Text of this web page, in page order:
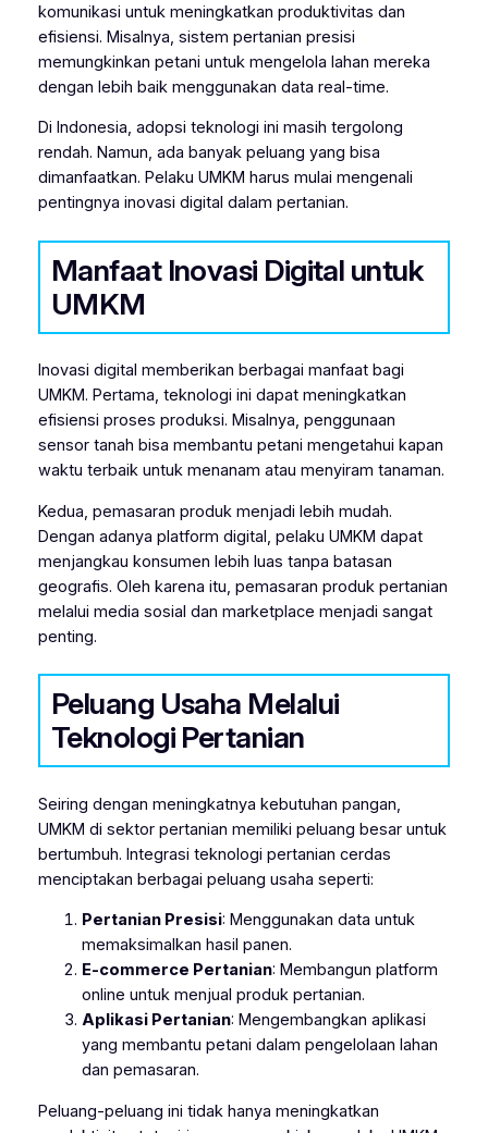
komunikasi untuk meningkatkan produktivitas dan
efisiensi. Misalnya, sistem pertanian presisi
memungkinkan petani untuk mengelola lahan mereka
dengan lebih baik menggunakan data real-time.
Di Indonesia, adopsi teknologi ini masih tergolong
rendah. Namun, ada banyak peluang yang bisa
dimanfaatkan. Pelaku UMKM harus mulai mengenali
pentingnya inovasi digital dalam pertanian.
Manfaat Inovasi Digital untuk
UMKM
Inovasi digital memberikan berbagai manfaat bagi
UMKM. Pertama, teknologi ini dapat meningkatkan
efisiensi proses produksi. Misalnya, penggunaan
sensor tanah bisa membantu petani mengetahui kapan
waktu terbaik untuk menanam atau menyiram tanaman.
Kedua, pemasaran produk menjadi lebih mudah.
Dengan adanya platform digital, pelaku UMKM dapat
menjangkau konsumen lebih luas tanpa batasan
geografis. Oleh karena itu, pemasaran produk pertanian
melalui media sosial dan marketplace menjadi sangat
penting.
Peluang Usaha Melalui
Teknologi Pertanian
Seiring dengan meningkatnya kebutuhan pangan,
UMKM di sektor pertanian memiliki peluang besar untuk
bertumbuh. Integrasi teknologi pertanian cerdas
menciptakan berbagai peluang usaha seperti:
Pertanian Presisi: Menggunakan data untuk
memaksimalkan hasil panen.
E-commerce Pertanian: Membangun platform
online untuk menjual produk pertanian.
Aplikasi Pertanian: Mengembangkan aplikasi
yang membantu petani dalam pengelolaan lahan
dan pemasaran.
Peluang-peluang ini tidak hanya meningkatkan